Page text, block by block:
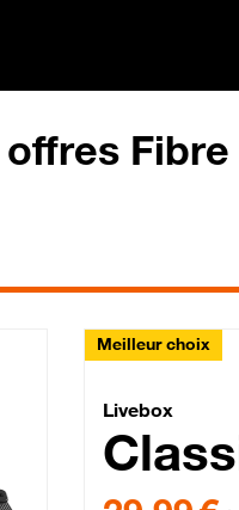
Lite Fibre
Meilleur choix
Livebox
29,99 € par